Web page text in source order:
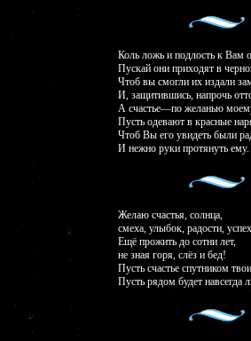
Коль ложь и подлость к Вам
Пускай они приходят в
Чтоб вы смогли их издали
И, защитившись, напрочь
А счастье—по желанью
Пусть одевают в красные
Чтоб Вы его увидеть были
И нежно руки протянуть ему.
Желаю счастья, солнца,
смеха, улыбок, радости,
Ещё прожить до сотни лет,
не зная горя, слёз и бед!
Пусть счастье спутником
Пусть рядом будет навсегда